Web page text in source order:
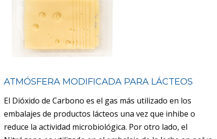
ATMÓSFERA MODIFICADA PARA LÁCTEOS
El Dióxido de Carbono es el gas más utilizado en los
embalajes de productos lácteos una vez que inhibe o
reduce la actividad microbiológica. Por otro lado, el